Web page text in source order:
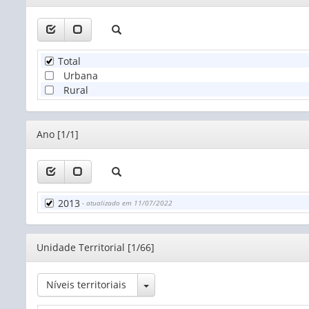
Total
Urbana
Rural
Editor
Ano [1/1]
2013 - atualizado em 11/07/2022
Editor
Unidade Territorial [1/66]
Níveis territoriais Toggle Dropdown